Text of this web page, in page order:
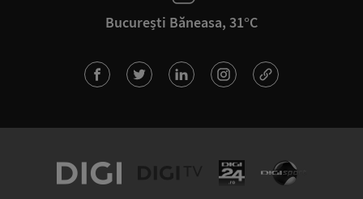
București Băneasa, 31°C